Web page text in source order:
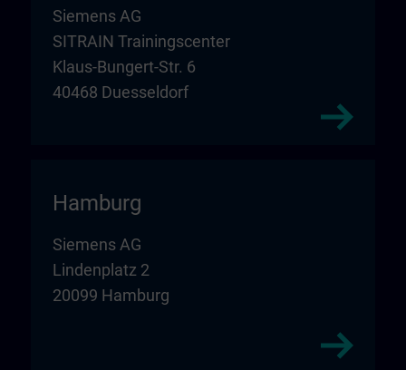
Siemens AG
SITRAIN Trainingscenter
Klaus-Bungert-Str. 6
40468 Duesseldorf
Hamburg
Siemens AG
Lindenplatz 2
20099 Hamburg